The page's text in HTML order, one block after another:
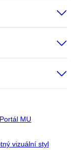
Portál MU
vizuální styl